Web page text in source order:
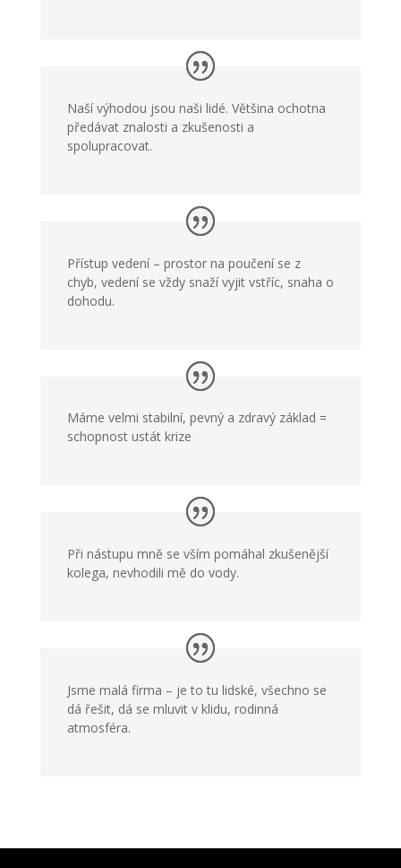
Naší výhodou jsou naši lidé. Většina ochotna
předávat znalosti a zkušenosti a
spolupracovat.
Přístup vedení – prostor na poučení se z
chyb, vedení se vždy snaží vyjit vstříc, snaha o
dohodu.
Máme velmi stabilní, pevný a zdravý základ =
schopnost ustát krize
Při nástupu mně se vším pomáhal zkušenější
kolega, nevhodili mě do vody.
Jsme malá firma – je to tu lidské, všechno se
dá řešit, dá se mluvit v klidu, rodinná
atmosféra.